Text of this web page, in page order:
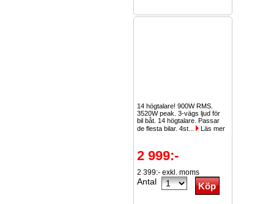
14 högtalare! 900W RMS.
3520W peak. 3-vägs ljud för
bil båt. 14 högtalare. Passar
de flesta bilar. 4st...
Läs mer
2 999:-
2 399:- exkl. moms
Antal